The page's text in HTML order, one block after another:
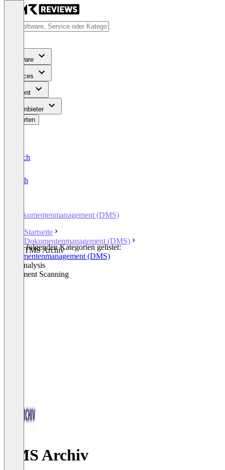
Software
Services
Content
Für Anbieter
Bewerten
Deutsch
English
Dokumentenmanagement (DMS)
Startseite
Dokumentenmanagement (DMS)
TMS Archiv
In den folgenden Kategorien gelistet:
Dokumentenmanagement (DMS)
File Analysis
Document Scanning
TMS Archiv